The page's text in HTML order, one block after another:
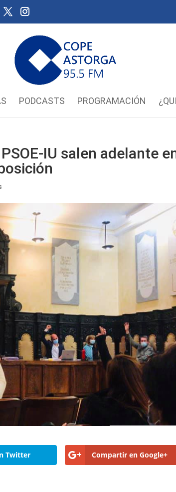
PODCASTS PROGRAMACIÓN
IU salen adelante
Twitter Compartir en Google+